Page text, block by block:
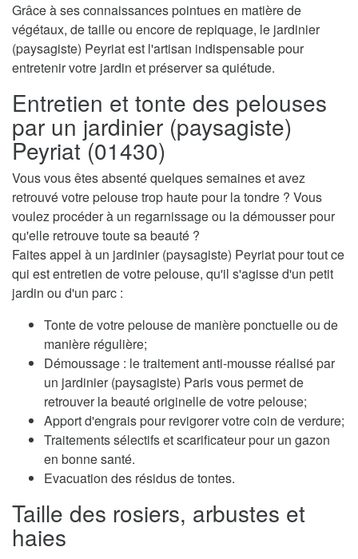
Grâce à ses connaissances pointues en matière de
végétaux, de taille ou encore de repiquage, le jardinier
(paysagiste) Peyriat est l'artisan indispensable pour
entretenir votre jardin et préserver sa quiétude.
Entretien et tonte des pelouses
par un jardinier (paysagiste)
Peyriat (01430)
Vous vous êtes absenté quelques semaines et avez
retrouvé votre pelouse trop haute pour la tondre ? Vous
voulez procéder à un regarnissage ou la démousser pour
qu'elle retrouve toute sa beauté ?
Faites appel à un jardinier (paysagiste) Peyriat pour tout ce
qui est entretien de votre pelouse, qu'il s'agisse d'un petit
jardin ou d'un parc :
Tonte de votre pelouse de manière ponctuelle ou de
manière régulière;
Démoussage : le traitement anti-mousse réalisé par
un jardinier (paysagiste) Paris vous permet de
retrouver la beauté originelle de votre pelouse;
Apport d'engrais pour revigorer votre coin de verdure;
Traitements sélectifs et scarificateur pour un gazon
en bonne santé.
Evacuation des résidus de tontes.
Taille des rosiers, arbustes et
haies